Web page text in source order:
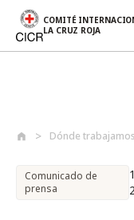
COMITÉ
LA CRUZ ROJA
Dónde trabajamos
Comunicado de
prensa